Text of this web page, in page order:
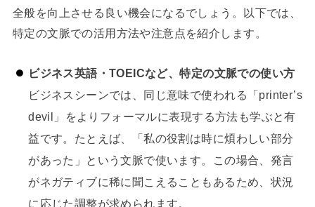
全般を向上させる良い機会になるでしょう。以下では、
特定の文脈での活用方法や注意点を紹介します。
ビジネス英語・TOEICなど、特定の文脈での使い方
ビジネスシーンでは、同じ意味で使われる「printer’s
devil」をよりフォーマルに表現する方法も学ぶと有
益です。たとえば、「私の役割は時に煩わしい部分
があった」という文脈で使います。この場合、発言
がネガティブに稀に聞こえることもあるため、状況
に応じた調整が求められます。